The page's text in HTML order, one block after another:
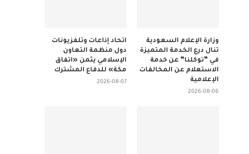
اتحاد إذاعات وتلفزيونات
دول منظمة التعاون
الإسلامي يثمن «اتفاق
مكة» للدفاع المشترك
2026-08-07
وزارة الإعلام السعودية
تنال درع الخدمة المتميزة
في “توكلنا” عن خدمة
الاستعلام عن المخالفات
الإعلامية
2026-08-06